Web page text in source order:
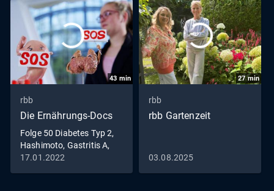
43 min
rbb
Die Ernährungs-Docs
Folge 50 Diabetes Typ 2,
Hashimoto, Gastritis A,
Sodbrennen
17.01.2022
27min
rbb
rbb Gartenzeit
03.08.2025